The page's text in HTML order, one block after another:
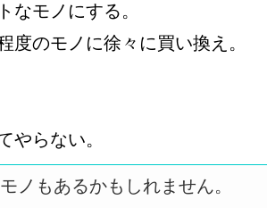
なモノにする。
のモノに徐々に買い換え。
やらない。
ノもあるかもしれません。